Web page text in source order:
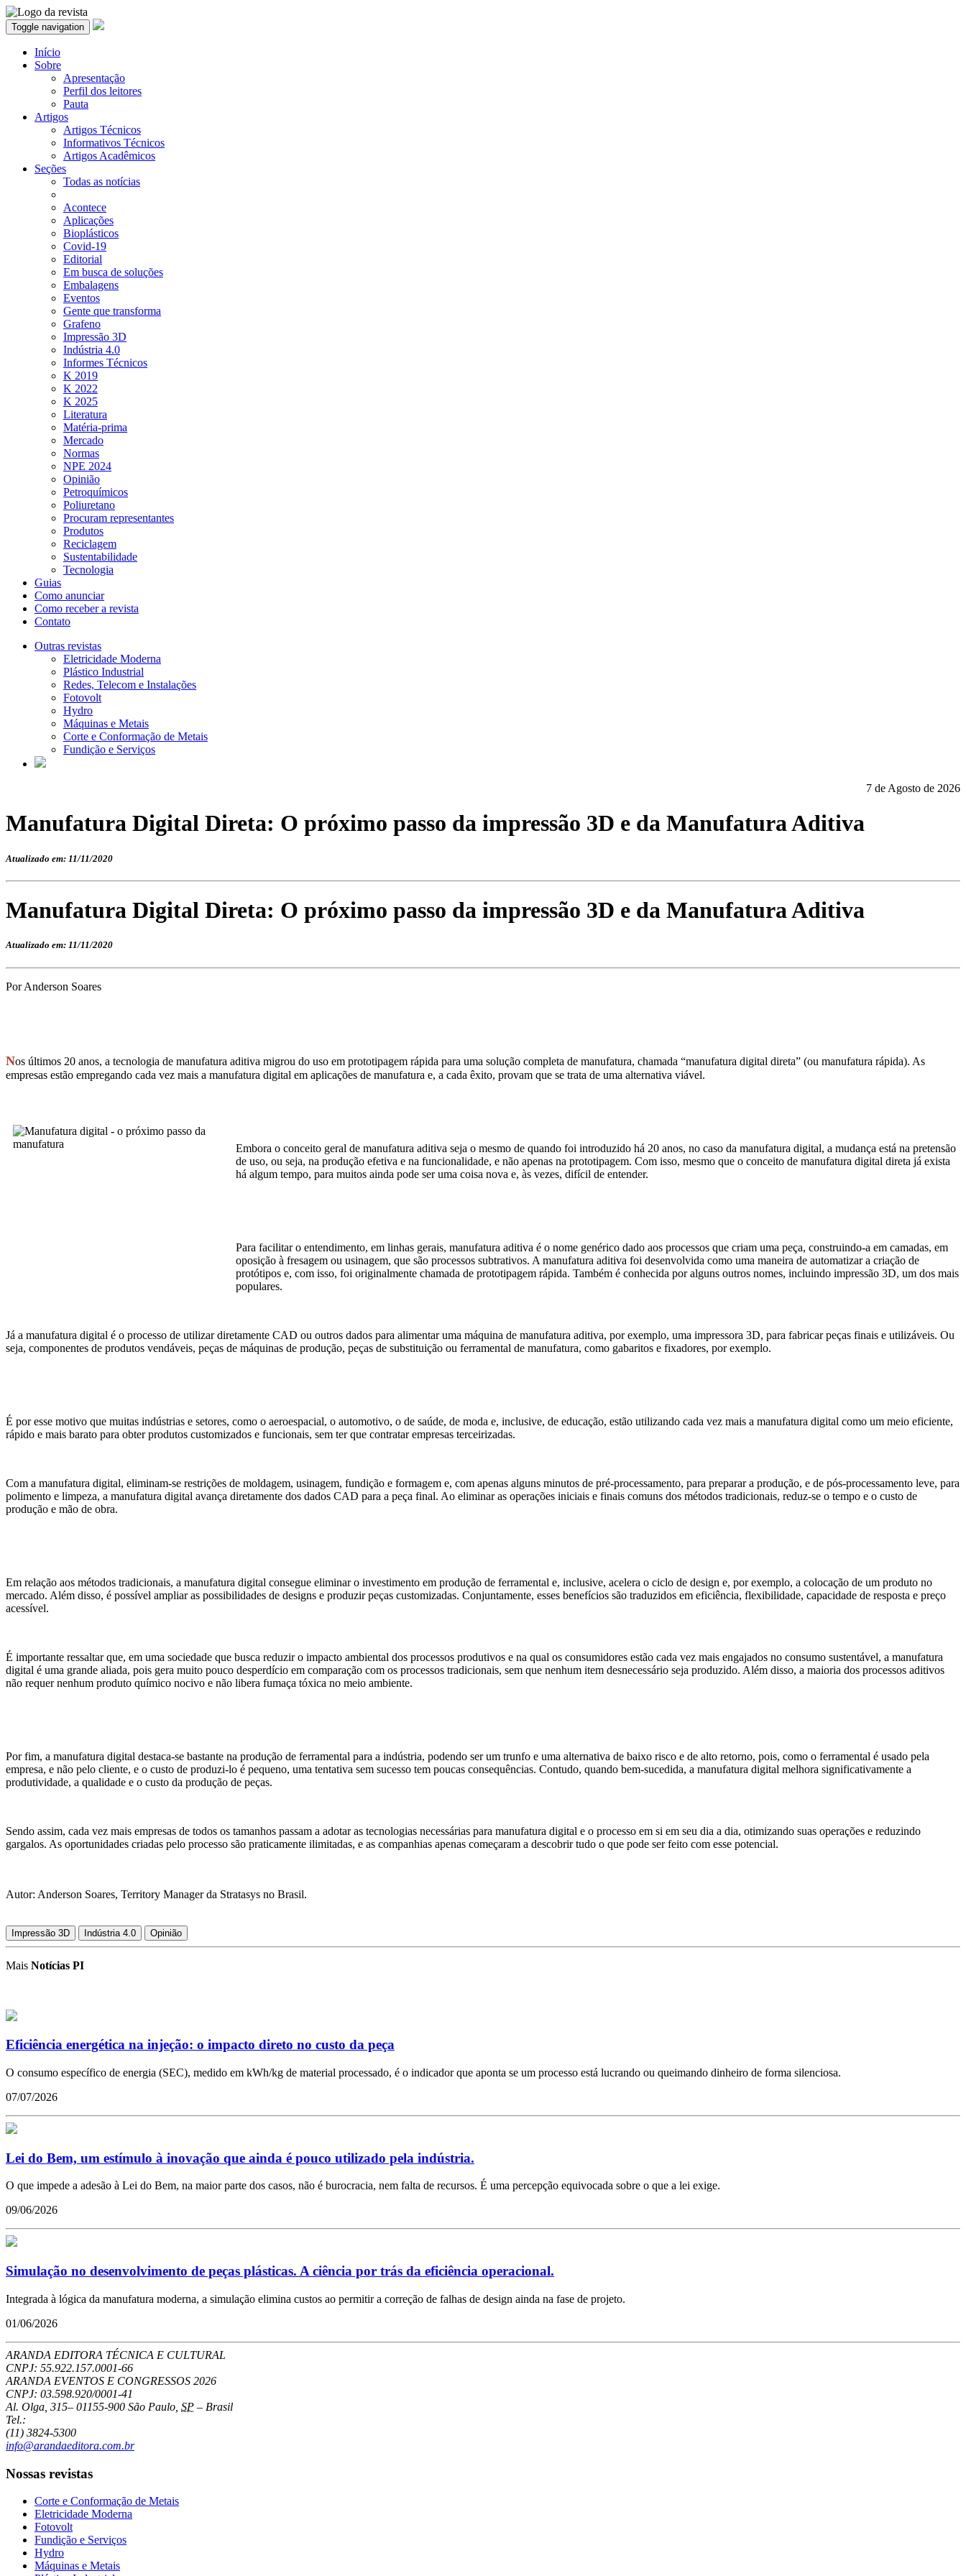
Toggle navigation
Início
Sobre
Apresentação
Perfil dos leitores
Pauta
Artigos
Artigos Técnicos
Informativos Técnicos
Artigos Acadêmicos
Seções
Todas as notícias
Acontece
Aplicações
Bioplásticos
Covid-19
Editorial
Em busca de soluções
Embalagens
Eventos
Gente que transforma
Grafeno
Impressão 3D
Indústria 4.0
Informes Técnicos
K 2019
K 2022
K 2025
Literatura
Matéria-prima
Mercado
Normas
NPE 2024
Opinião
Petroquímicos
Poliuretano
Procuram representantes
Produtos
Reciclagem
Sustentabilidade
Tecnologia
Guias
Como anunciar
Como receber a revista
Contato
Outras revistas
Eletricidade Moderna
Plástico Industrial
Redes, Telecom e Instalações
Fotovolt
Hydro
Máquinas e Metais
Corte e Conformação de Metais
Fundição e Serviços
7 de Agosto de 2026
Manufatura Digital Direta: O próximo passo da impressão 3D e da Manufatura Aditiva
Atualizado em: 11/11/2020
Manufatura Digital Direta: O próximo passo da impressão 3D e da Manufatura Aditiva
Atualizado em: 11/11/2020
Por Anderson Soares
Nos últimos 20 anos, a tecnologia de manufatura aditiva migrou do uso em prototipagem rápida para uma solução completa de manufatura, chamada “manufatura digital direta” (ou manufatura rápida). As
empresas estão empregando cada vez mais a manufatura digital em aplicações de manufatura e, a cada êxito, provam que se trata de uma alternativa viável.
Embora o conceito geral de manufatura aditiva seja o mesmo de quando foi introduzido há 20 anos, no caso da manufatura digital, a mudança está na pretensão
de uso, ou seja, na produção efetiva e na funcionalidade, e não apenas na prototipagem. Com isso, mesmo que o conceito de manufatura digital direta já exista
há algum tempo, para muitos ainda pode ser uma coisa nova e, às vezes, difícil de entender.
Para facilitar o entendimento, em linhas gerais, manufatura aditiva é o nome genérico dado aos processos que criam uma peça, construindo-a em camadas, em
oposição à fresagem ou usinagem, que são processos subtrativos. A manufatura aditiva foi desenvolvida como uma maneira de automatizar a criação de
protótipos e, com isso, foi originalmente chamada de prototipagem rápida. Também é conhecida por alguns outros nomes, incluindo impressão 3D, um dos mais
populares.
Já a manufatura digital é o processo de utilizar diretamente CAD ou outros dados para alimentar uma máquina de manufatura aditiva, por exemplo, uma impressora 3D, para fabricar peças finais e utilizáveis. Ou
seja, componentes de produtos vendáveis, peças de máquinas de produção, peças de substituição ou ferramental de manufatura, como gabaritos e fixadores, por exemplo.
É por esse motivo que muitas indústrias e setores, como o aeroespacial, o automotivo, o de saúde, de moda e, inclusive, de educação, estão utilizando cada vez mais a manufatura digital como um meio eficiente,
rápido e mais barato para obter produtos customizados e funcionais, sem ter que contratar empresas terceirizadas.
Com a manufatura digital, eliminam-se restrições de moldagem, usinagem, fundição e formagem e, com apenas alguns minutos de pré-processamento, para preparar a produção, e de pós-processamento leve, para
polimento e limpeza, a manufatura digital avança diretamente dos dados CAD para a peça final. Ao eliminar as operações iniciais e finais comuns dos métodos tradicionais, reduz-se o tempo e o custo de
produção e mão de obra.
Em relação aos métodos tradicionais, a manufatura digital consegue eliminar o investimento em produção de ferramental e, inclusive, acelera o ciclo de design e, por exemplo, a colocação de um produto no
mercado. Além disso, é possível ampliar as possibilidades de designs e produzir peças customizadas. Conjuntamente, esses benefícios são traduzidos em eficiência, flexibilidade, capacidade de resposta e preço
acessível.
É importante ressaltar que, em uma sociedade que busca reduzir o impacto ambiental dos processos produtivos e na qual os consumidores estão cada vez mais engajados no consumo sustentável, a manufatura
digital é uma grande aliada, pois gera muito pouco desperdício em comparação com os processos tradicionais, sem que nenhum item desnecessário seja produzido. Além disso, a maioria dos processos aditivos
não requer nenhum produto químico nocivo e não libera fumaça tóxica no meio ambiente.
Por fim, a manufatura digital destaca-se bastante na produção de ferramental para a indústria, podendo ser um trunfo e uma alternativa de baixo risco e de alto retorno, pois, como o ferramental é usado pela
empresa, e não pelo cliente, e o custo de produzi-lo é pequeno, uma tentativa sem sucesso tem poucas consequências. Contudo, quando bem-sucedida, a manufatura digital melhora significativamente a
produtividade, a qualidade e o custo da produção de peças.
Sendo assim, cada vez mais empresas de todos os tamanhos passam a adotar as tecnologias necessárias para manufatura digital e o processo em si em seu dia a dia, otimizando suas operações e reduzindo
gargalos. As oportunidades criadas pelo processo são praticamente ilimitadas, e as companhias apenas começaram a descobrir tudo o que pode ser feito com esse potencial.
Autor: Anderson Soares, Territory Manager da Stratasys no Brasil.
Impressão 3D Indústria 4.0 Opinião
Mais Notícias PI
Eficiência energética na injeção: o impacto direto no custo da peça
O consumo específico de energia (SEC), medido em kWh/kg de material processado, é o indicador que aponta se um processo está lucrando ou queimando dinheiro de forma silenciosa.
07/07/2026
Lei do Bem, um estímulo à inovação que ainda é pouco utilizado pela indústria.
O que impede a adesão à Lei do Bem, na maior parte dos casos, não é burocracia, nem falta de recursos. É uma percepção equivocada sobre o que a lei exige.
09/06/2026
Simulação no desenvolvimento de peças plásticas. A ciência por trás da eficiência operacional.
Integrada à lógica da manufatura moderna, a simulação elimina custos ao permitir a correção de falhas de design ainda na fase de projeto.
01/06/2026
ARANDA EDITORA TÉCNICA E CULTURAL
CNPJ: 55.922.157.0001-66
ARANDA EVENTOS E CONGRESSOS 2026
CNPJ: 03.598.920/0001-41
Al. Olga, 315– 01155-900 São Paulo SP – Brasil
Tel.:
(11) 3824-5300
info@arandaeditora.com.br
Nossas revistas
Corte e Conformação de Metais
Eletricidade Moderna
Fotovolt
Fundição e Serviços
Hydro
Máquinas e Metais